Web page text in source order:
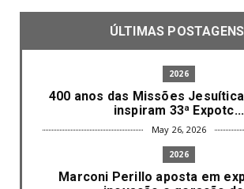
ÚLTIMAS POSTAGENS
2026
400 anos das Missões
inspiram 33ª Expotc...
May 26, 2026
2026
Marconi Perillo aposta em